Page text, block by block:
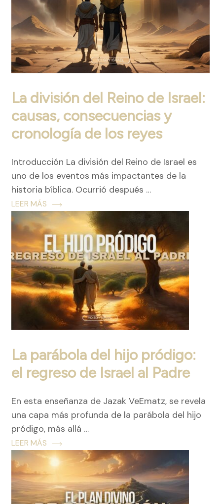
La división del Reino de Israel:
causas, consecuencias y
cronología de los reyes
Introducción La división del Reino de Israel es
uno de los eventos más impactantes de la
historia bíblica. Ocurrió después …
LEER MÁS
La parábola del hijo pródigo:
el regreso de Israel al Padre
En esta enseñanza de Jazak VeEmatz, se revela
una capa más profunda de la parábola del hijo
pródigo, más allá …
LEER MÁS